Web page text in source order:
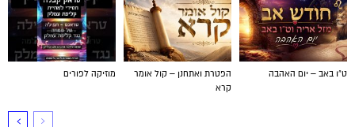
מוזיקה לפורים
הפטרת ואתחנן – קול אומר
קרא
ט"ו באב – יום האהבה